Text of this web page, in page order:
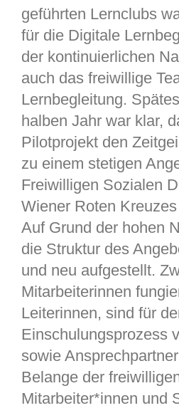
geführten Lernclubs
für die Digitale
der kontinuierlichen
auch das freiwillige
Lernbegleitung.
halben Jahr war klar,
Pilotprojekt den
zu einem stetigen
Freiwilligen Sozialen
Wiener Roten
Auf Grund der hohen
die Struktur des
und neu aufgestellt.
Mitarbeiterinnen
Leiterinnen, sind für
Einschulungsprozess
sowie
Belange der
Mitarbeiter*innen und